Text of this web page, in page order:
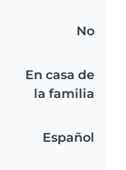
No
En casa de
la familia
Español